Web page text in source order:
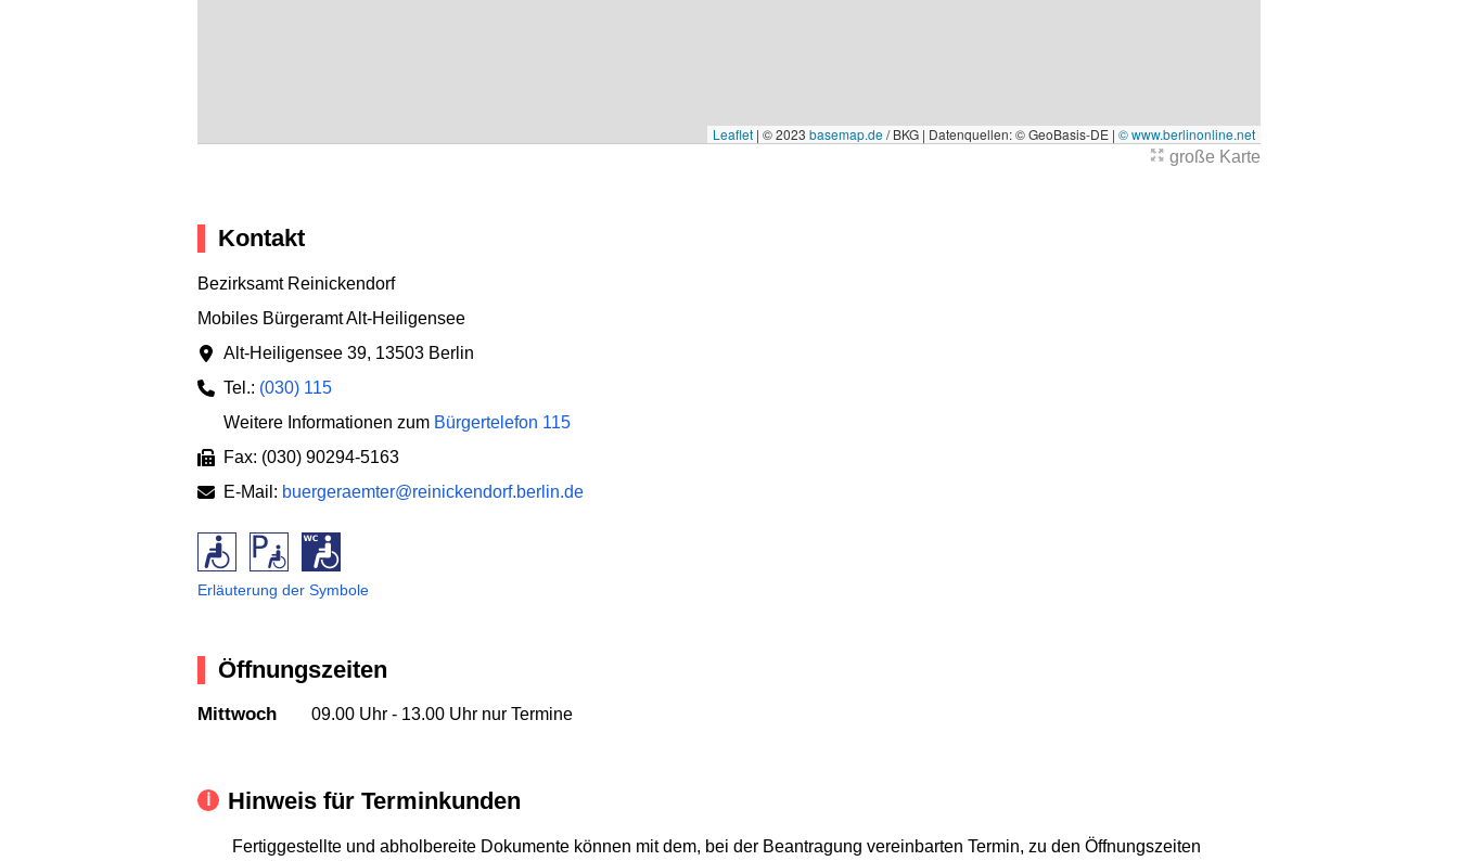
Leaflet | © 2023 basemap.de/ BKG | Datenquellen: © GeoBasis-DE | © www.berlinonline.net
große Karte
Kontakt
Bezirksamt Reinickendorf
Mobiles Bürgeramt Alt-Heiligensee
Alt-Heiligensee 39, 13503 Berlin
Tel.: (030) 115
Weitere Informationen zum Bürgertelefon 115
Fax: (030) 90294-5163
E-Mail: buergeraemter@reinickendorf.berlin.de
Erläuterung der Symbole
Öffnungszeiten
Mittwoch 09.00 Uhr - 13.00 Uhr nur Termine
Hinweis für Terminkunden
Fertiggestellte und abholbereite Dokumente können mit dem, bei der Beantragung vereinbarten Termin, zu den Öffnungszeiten